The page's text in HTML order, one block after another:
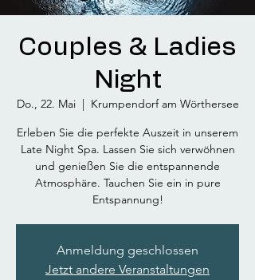
Couples & Ladies
Night
Do., 22. Mai
  |
Krumpendorf am Wörthersee
Erleben Sie die perfekte Auszeit in unserem
Late Night Spa. Lassen Sie sich verwöhnen
und genießen Sie die entspannende
Atmosphäre. Tauchen Sie ein in pure
Entspannung!
Anmeldung geschlossen
Jetzt andere Veranstaltungen